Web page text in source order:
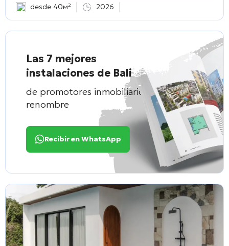
desde 40м² 2026
Las 7 mejores
instalaciones de Bali
de promotores inmobiliarios de
renombre
Recibir en WhatsApp